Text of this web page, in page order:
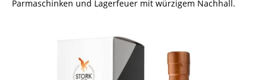
Parmaschinken und Lagerfeuer mit würzigem Nachhall.